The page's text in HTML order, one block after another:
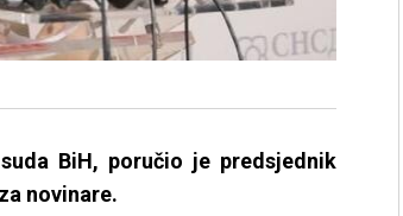
BiH, poručio je predsjednik
novinare.